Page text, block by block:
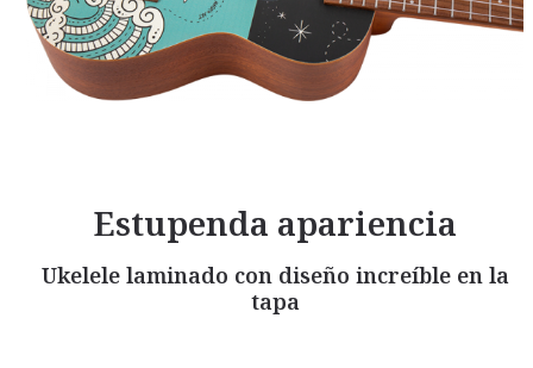
Estupenda apariencia
Ukelele laminado con diseño increíble en la
tapa